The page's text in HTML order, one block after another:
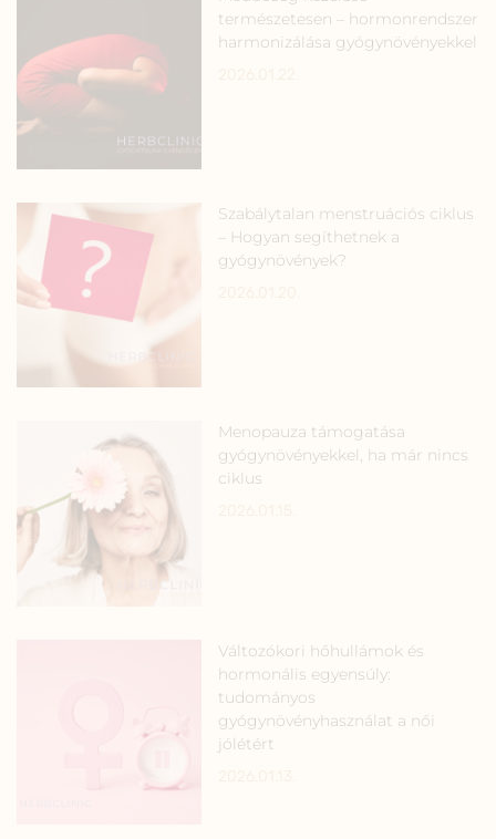
természetesen – hormonrendszer
harmonizálása gyógynövényekkel
Szabálytalan menstruációs ciklus
– Hogyan segíthetnek a
gyógynövények?
Menopauza támogatása
gyógynövényekkel, ha már nincs
ciklus
Változókori hőhullámok és
hormonális egyensúly:
tudományos
gyógynövényhasználat a női
jólétért